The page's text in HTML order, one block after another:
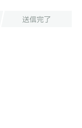
送信完了